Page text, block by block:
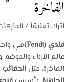
الفاخرة
اترك تعليقاً/
فندي(Fendi)
هي
عالم الأزياء
الفاخرة، مثلالحقائب